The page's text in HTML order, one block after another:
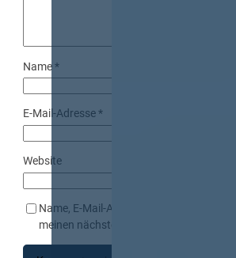
Name*
E-Mail-Adresse*
Website
Name, E-Mail-Adresse und Website in
meinen nächsten Kommentar speichern.